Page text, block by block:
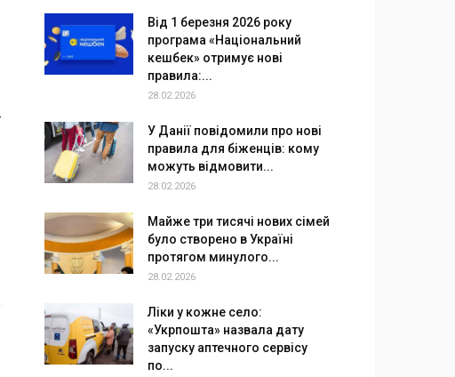
Від 1 березня 2026 року
програма «Національний
кешбек» отримує нові
правила:...
28.02.2026
У Данії повідомили про нові
правила для біженців: кому
можуть відмовити...
28.02.2026
Майже три тисячі нових сімей
було створено в Україні
протягом минулого...
28.02.2026
Ліки у кожне село:
«Укрпошта» назвала дату
запуску аптечного сервісу
по...